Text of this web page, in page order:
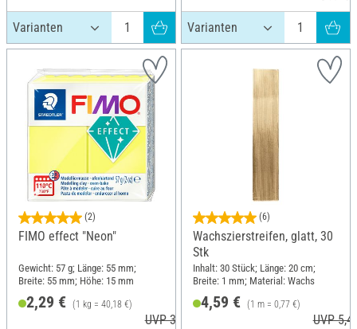
(2)
FIMO effect "Neon"
Gewicht: 57 g; Länge: 55 mm;
Breite: 55 mm; Höhe: 15 mm
2,29 € (1 kg = 40,18 €)
UVP 3,60 €
(6)
Wachszierstreifen, glatt, 30
Stk
Inhalt: 30 Stück; Länge: 20 cm;
Breite: 1 mm; Material: Wachs
4,59 € (1 m = 0,77 €)
UVP